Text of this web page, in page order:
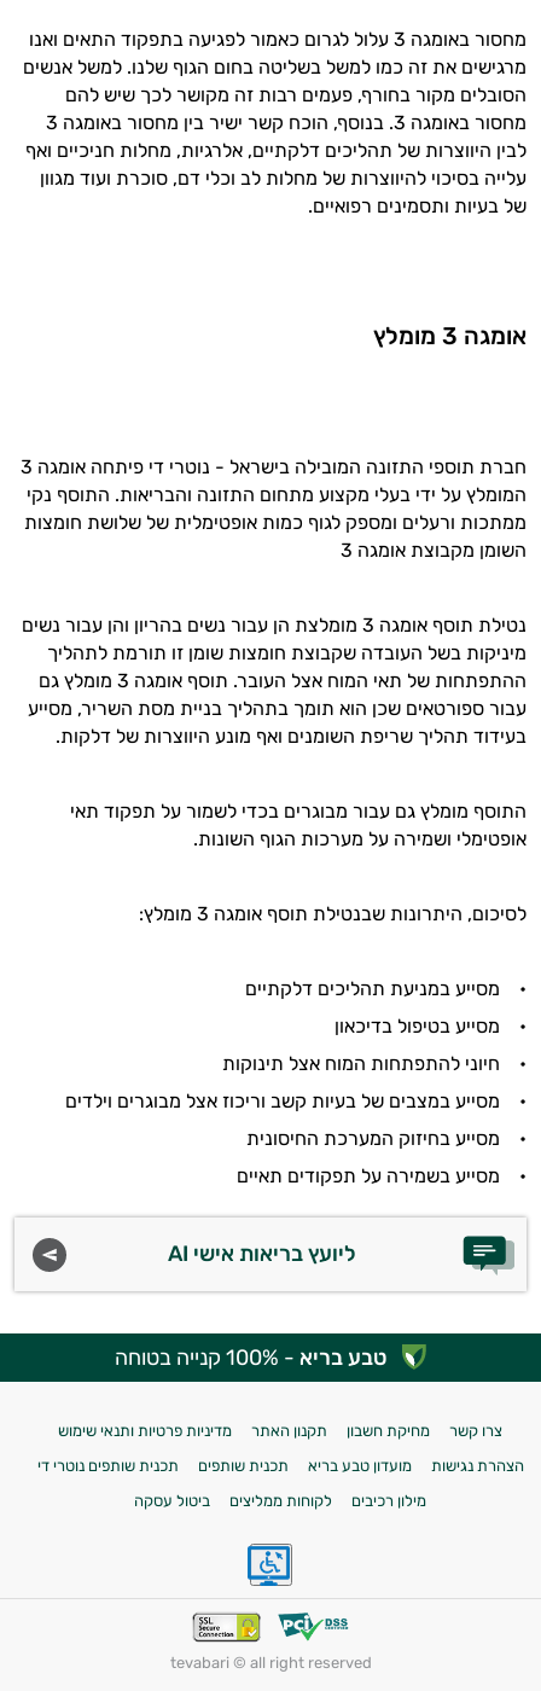
מחסור באומגה 3 עלול לגרום כאמור לפגיעה בתפקוד התאים ואנו
מרגישים את זה כמו למשל בשליטה בחום הגוף שלנו. למשל אנשים
הסובלים מקור בחורף, פעמים רבות זה מקושר לכך שיש להם
מחסור באומגה 3. בנוסף, הוכח קשר ישיר בין מחסור באומגה 3
לבין היווצרות של תהליכים דלקתיים, אלרגיות, מחלות חניכיים ואף
עלייה בסיכוי להיווצרות של מחלות לב וכלי דם, סוכרת ועוד מגוון
של בעיות ותסמינים רפואיים.
אומגה 3 מומלץ
חברת תוספי התזונה המובילה בישראל - נוטרי די פיתחה אומגה 3
המומלץ על ידי בעלי מקצוע מתחום התזונה והבריאות. התוסף נקי
ממתכות ורעלים ומספק לגוף כמות אופטימלית של שלושת חומצות
השומן מקבוצת אומגה 3
נטילת תוסף אומגה 3 מומלצת הן עבור נשים בהריון והן עבור נשים
מיניקות בשל העובדה שקבוצת חומצות שומן זו תורמת לתהליך
ההתפתחות של תאי המוח אצל העובר. תוסף אומגה 3 מומלץ גם
עבור ספורטאים שכן הוא תומך בתהליך בניית מסת השריר, מסייע
בעידוד תהליך שריפת השומנים ואף מונע היווצרות של דלקות.
התוסף מומלץ גם עבור מבוגרים בכדי לשמור על תפקוד תאי
אופטימלי ושמירה על מערכות הגוף השונות.
לסיכום, היתרונות שבנטילת תוסף אומגה 3 מומלץ:
• מסייע במניעת תהליכים דלקתיים
• מסייע בטיפול בדיכאון
• חיוני להתפתחות המוח אצל תינוקות
• מסייע במצבים של בעיות קשב וריכוז אצל מבוגרים וילדים
• מסייע בחיזוק המערכת החיסונית
• מסייע בשמירה על תפקודים תאיים
ליועץ בריאות אישי AI
טבע בריא - 100% קנייה בטוחה
צרו קשר מחיקת חשבון תקנון האתר
מדיניות פרטיות ותנאי שימוש
הצהרת נגישות
מועדון טבע בריא תכנית שותפים
תכנית שותפים נוטרי די
מילון רכיבים
לקוחות ממליצים ביטול עסקה
tevabari © all right reserved
אישיות מבוססות מדעית.
זה הזמן להתחיל. איך אוכל לעזור?